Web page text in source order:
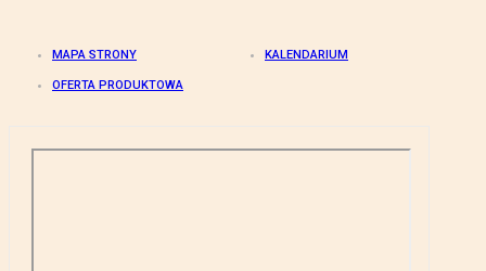
MAPA STRONY KALENDARIUM
OFERTA PRODUKTOWA